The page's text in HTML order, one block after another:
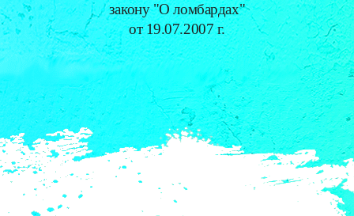
закону "О ломбардах"
от 19.07.2007 г.